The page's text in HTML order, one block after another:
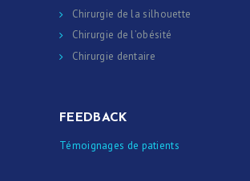
Chirurgie de la silhouette
Chirurgie de l’obésité
Chirurgie dentaire
FEEDBACK
Témoignages de patients